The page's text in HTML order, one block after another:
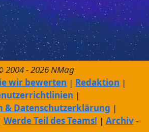
2004 - 2026 NMag
wir bewerten
Redaktion
& Datenschutzerklärung
Werde Teil des Teams! Archiv